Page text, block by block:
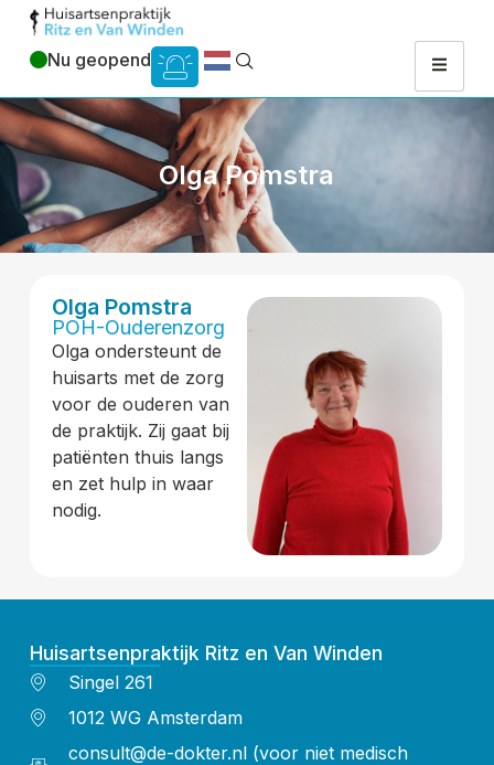
Nu geopend
Olga Pomstra
Olga Pomstra
POH-Ouderenzorg
Olga ondersteunt de
huisarts met de zorg
voor de ouderen van
de praktijk. Zij gaat bij
patiënten thuis langs
en zet hulp in waar
nodig.
Huisartsenpraktijk Ritz en Van Winden
Singel 261
1012 WG Amsterdam
consult@de-dokter.nl (voor niet medisch